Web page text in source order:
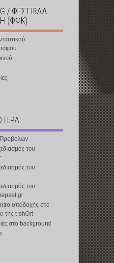
/ ΦΕΣΤΙΒΑΛ
(ΦΦΚ)
Προβολών
του
του
του
υποδοχής στο
της t-shOrt
στο background